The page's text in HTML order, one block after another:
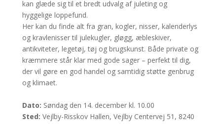
kan glæde sig til et bredt udvalg af juleting og
hyggelige loppefund.
Her kan du finde alt fra gran, kogler, nisser, kalenderlys
og kravlenisser til julekugler, gløgg, æbleskiver,
antikviteter, legetøj, tøj og brugskunst. Både private og
kræmmere står klar med gode sager – perfekt til dig,
der vil gøre en god handel og samtidig støtte genbrug
og klimaet.
Dato: Søndag den 14. december kl. 10.00
Sted: Vejlby-Risskov Hallen, Vejlby Centervej 51, 8240